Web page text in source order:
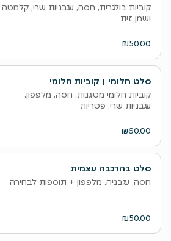
קוביות בולגרית, חסה, עגבניות שרי, קלמטה
ושמן זית
₪50.00
סלט חלומי | קוביות חלומי
קוביות חלומי מטוגנות, חסה, מלפפון,
עגבניות שרי, פטריות
₪60.00
סלט בהרכבה עצמית
חסה, עגבניה, מלפפון + תוספות לבחירה
₪50.00